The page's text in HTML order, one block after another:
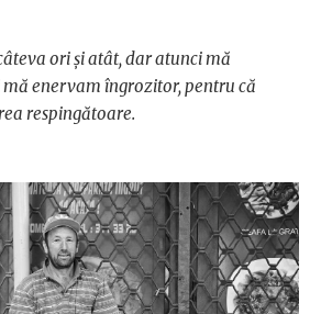
ori şi atât, dar atunci mă
enervam îngrozitor, pentru că
respingătoare.